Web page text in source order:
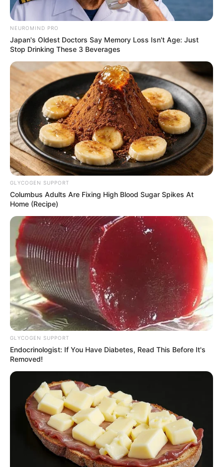
14 MORISOT
5 DARKANIYA
8 HILLARANTE
3 FRESH KISS
13 AHA
4 ZILYA
A découvrir cetteBase Quinté et l’Outsider du jour.
PRIX MISS ALLEGED notre regret dans ce
Quinté
Pour vous proposer le meilleur pronostic PMU
gagnant en 6 chevaux nous n’avons pas d’autre
NEUROMIND PRO
Japan's Oldest Doctors Say Memory Loss Isn't Age: Just
Stop Drinking These 3 Beverages
GLYCOGEN SUPPORT
Columbus Adults Are Fixing High Blood Sugar Spikes At
Home (Recipe)
GLYCOGEN SUPPORT
Endocrinologist: If You Have Diabetes, Read This Before It's
Removed!